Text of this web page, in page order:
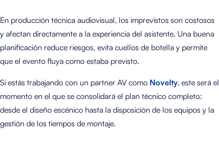
En producción técnica audiovisual, los imprevistos son costosos
y afectan directamente a la experiencia del asistente. Una buena
planificación reduce riesgos, evita cuellos de botella y permite
que el evento fluya como estaba previsto.
Si estás trabajando con un partner AV como Novelty, este será el
momento en el que se consolidará el plan técnico completo:
desde el diseño escénico hasta la disposición de los equipos y la
gestión de los tiempos de montaje.